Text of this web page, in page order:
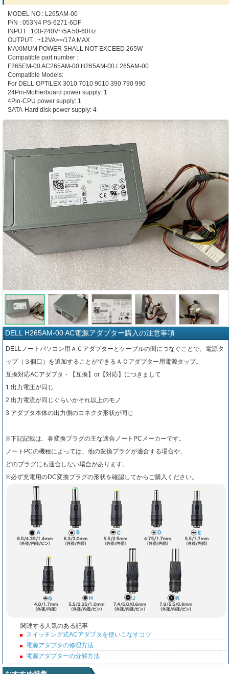
MODEL NO : L265AM-00
P/N : 053N4 PS-6271-6DF
INPUT : 100-240V~/5A 50-60Hz
OUTPUT : +12VA==/17A MAX
MAXIMUM POWER SHALL NOT EXCEED 265W
Compatible part number :
F265EM-00 AC265AM-00 H265AM-00 L265AM-00
Compatible Models:
For DELL OPTILEX 3010 7010 9010 390 790 990
24Pin-Motherboard power supply: 1
4Pin-CPU power supply: 1
SATA-Hard disk power supply: 4
DELL H265AM-00 AC電源アダプター購入の注意事項
DELLノートパソコン用ＡＣアダプターとケーブルの間につなぐことで、電源タ
ップ（３個口）を追加することができるＡＣアダプター用電源タップ。
互換対応ACアダプタ・【互換】or【対応】につきまして
1 出力電圧が同じ
2 出力電流が同じぐらいかそれ以上のモノ
3 アダプタ本体の出力側のコネクタ形状が同じ
※下記記載は、各変換プラグの主な適合ノートPCメーカーです。
ノートPCの機種によっては、他の変換プラグが適合する場合や、
どのプラグにも適合しない場合があります。
※必ず充電用のDC変換プラグの形状を確認してからご購入ください。
関連する人気のある記事
スイッチング式ACアダプタを使いこなすコツ
電源アダプタの修理方法
電源アダプターの分解方法